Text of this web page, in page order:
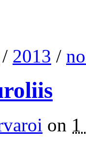
/ 2013 /
on